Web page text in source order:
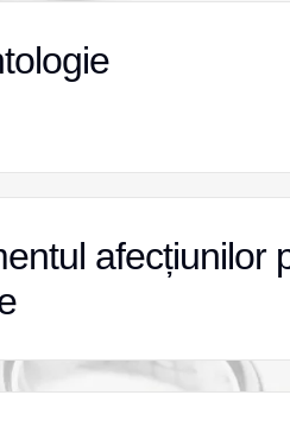
afecțiunilor
afecțiunilor